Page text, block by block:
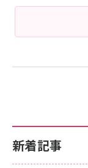
新着記事